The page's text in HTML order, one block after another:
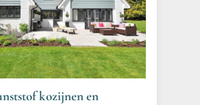
kozijnen en